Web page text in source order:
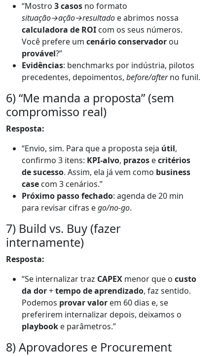
“Mostro 3 casos no formato
situação→ação→resultado e abrimos nossa
calculadora de ROI com os seus números.
Você prefere um cenário conservador ou
provável?”
Evidências: benchmarks por indústria, pilotos
precedentes, depoimentos, before/afterno funil.
6) “Me manda a proposta” (sem
compromisso real)
Resposta:
“Envio, sim. Para que a proposta seja útil,
confirmo 3 itens: KPI-alvo, prazos ecritérios
de sucesso. Assim, ela já vem como business
case com 3 cenários.”
Próximo passo fechado: agenda de 20 min
para revisar cifras ego/no-go.
7) Build vs. Buy (fazer
internamente)
Resposta:
“Se internalizar traz CAPEX menor que o custo
da dor+tempo de aprendizado, faz sentido.
Podemos provar valor em 60 dias e, se
preferirem internalizar depois, deixamos o
playbook e parâmetros.”
8) Aprovadores e Procurement